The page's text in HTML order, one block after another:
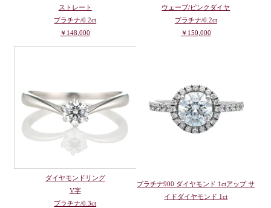
ストレート
プラチナ/0.2ct
￥148,000
ウェーブ/ピンクダイヤ
プラチナ/0.2ct
￥150,000
ダイヤモンドリング
V字
プラチナ/0.3ct
プラチナ900 ダイヤモンド 1ctアップ サ
イドダイヤモンド 1ct